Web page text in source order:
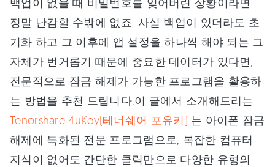
정말 난감할 수밖에 없죠. 사실 백업이 있더라도 초
기화 하고 그 이후에 앱 설정을 하나씩 해야 되는 그
자체가 번거롭기 때문에 중요한 데이터가 있다면,
전문적으로 잠금 해제가 가능한 프로그램을 활용하
는 방법을 추천 드립니다.이 글에서 소개해드리는
Tenorshare 4uKey(테너쉐어 포유키) 는 아이폰 잠금
해제에 특화된 전문 프로그램으로, 복잡한 컴퓨터
지식이 없어도 간단한 클릭만으로 다양한 유형의